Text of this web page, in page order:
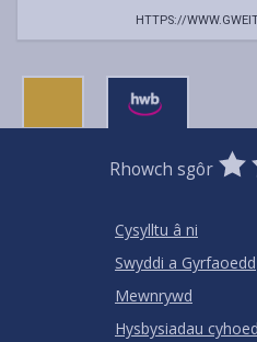
HTTPS://
Rhowch sgôr
0
Stars
1
Cysylltu â ni
Swyddi a Gyrfaoedd
Mewnrywd
Hysbysiadau